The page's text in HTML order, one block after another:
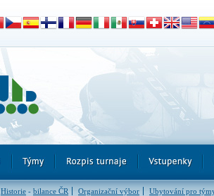
Historie - bilance ČR Organizační výbor Ubytování pro